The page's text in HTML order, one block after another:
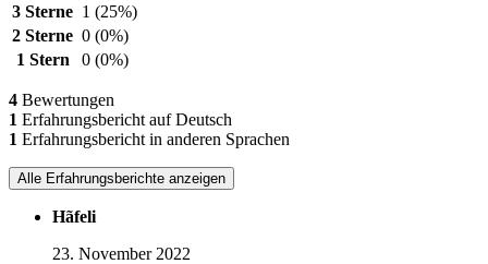
3 Sterne 1 (25%)
2 Sterne 0 (0%)
1 Stern
0 (0%)
4 Bewertungen
1 Erfahrungsbericht auf Deutsch
1 Erfahrungsbericht in anderen Sprachen
Alle Erfahrungsberichte anzeigen
Hãfeli
23. November 2022